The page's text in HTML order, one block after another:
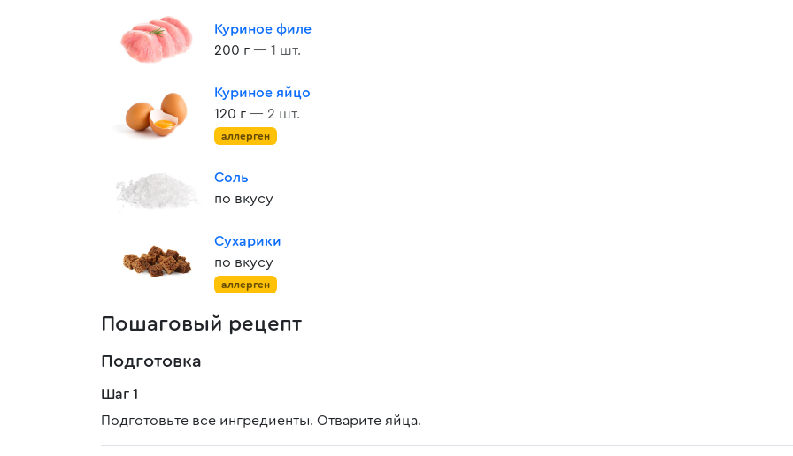
Куриное филе
200 г — 1 шт.
Куриное яйцо
120 г — 2 шт.
аллерген
Соль
по вкусу
Сухарики
по вкусу
аллерген
Пошаговый рецепт
Подготовка
Шаг 1
Подготовьте все ингредиенты. Отварите яйца.